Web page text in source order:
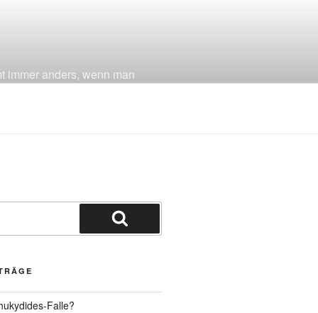
immer anders, wenn man
Suchen
Falle?